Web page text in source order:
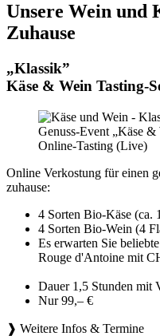
Unsere Wein und
Zuhause
„Klassik”
Käse & Wein Tasting-
Genuss-Event „Käse
Online-Tasting (Live)
Online Verkostung für einen
zuhause:
4 Sorten Bio-Käse (ca.
4 Sorten Bio-Wein (4
Es erwarten Sie
Rouge d'Antoine mit
Dauer 1,5 Stunden mit
Nur 99,– €
❱ Weitere Infos & Termine